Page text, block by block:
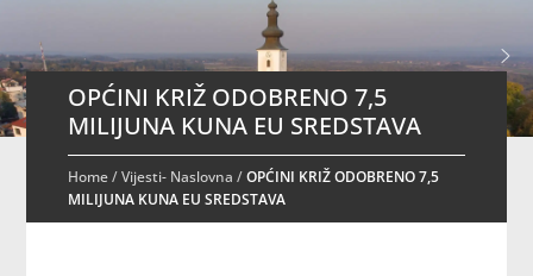
OPĆINI KRIŽ ODOBRENO 7,5
MILIJUNA KUNA EU SREDSTAVA
Home/Vijesti- Naslovna /OPĆINI KRIŽ ODOBRENO 7,5
MILIJUNA KUNA EU SREDSTAVA